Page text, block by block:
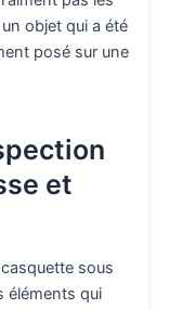
objet qui a été
posé sur une
et
sous
éléments qui